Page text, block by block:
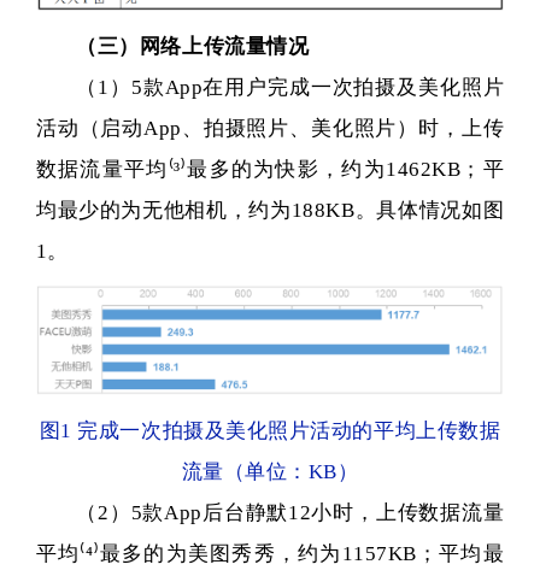
（三）网络上传流量情况
（1）5款App在用户完成一次拍摄及美化照片
活动（启动App、拍摄照片、美化照片）时，上传
数据流量平均 ⁽³⁾最多的为快影，约为1462KB；平
均最少的为无他相机，约为188KB。具体情况如图
1。
图1 完成一次拍摄及美化照片活动的平均上传数据
流量 （单位：KB）
（2）5款App后台静默12小时，上传数据流量
平均⁽⁴⁾最多的为美图秀秀，约为1157KB；平均最